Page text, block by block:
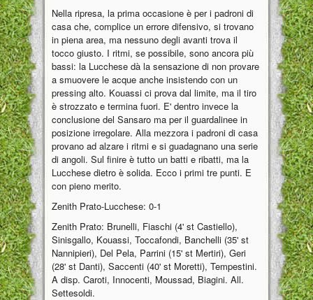
Nella ripresa, la prima occasione è per i padroni di
casa che, complice un errore difensivo, si trovano
in piena area, ma nessuno degli avanti trova il
tocco giusto. I ritmi, se possibile, sono ancora più
bassi: la Lucchese dà la sensazione di non provare
a smuovere le acque anche insistendo con un
pressing alto. Kouassi ci prova dal limite, ma il tiro
è strozzato e termina fuori. E' dentro invece la
conclusione del Sansaro ma per il guardalinee in
posizione irregolare. Alla mezzora i padroni di casa
provano ad alzare i ritmi e si guadagnano una serie
di angoli. Sul finire è tutto un batti e ribatti, ma la
Lucchese dietro è solida. Ecco i primi tre punti. E
con pieno merito.
Zenith Prato-Lucchese: 0-1
Zenith Prato: Brunelli, Fiaschi (4' st Castiello),
Sinisgallo, Kouassi, Toccafondi, Banchelli (35' st
Nannipieri), Del Pela, Parrini (15' st Mertiri), Geri
(28' st Danti), Saccenti (40' st Moretti), Tempestini.
A disp. Caroti, Innocenti, Moussad, Biagini. All.
Settesoldi.